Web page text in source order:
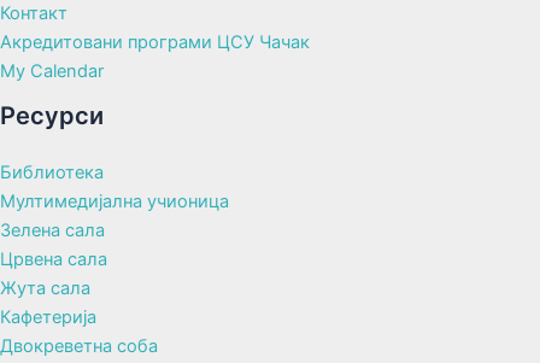
Контакт
Акредитовани програми ЦСУ Чачак
My Calendar
Ресурси
Библиотека
Мултимедијална учионица
Зелена сала
Црвена сала
Жута сала
Кафетерија
Двокреветна соба